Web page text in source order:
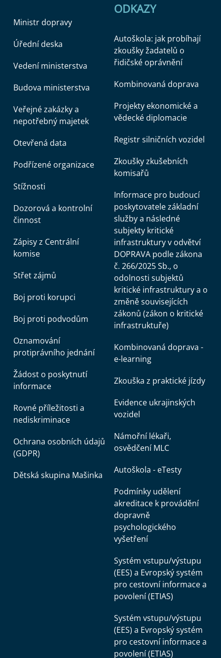
Ministr dopravy
Úřední deska
Vedení ministerstva
Budova ministerstva
Veřejné zakázky a
nepotřebný majetek
Otevřená data
Podřízené organizace
Stížnosti
Dozorová a kontrolní
činnost
Zápisy z Centrální
komise
Střet zájmů
Boj proti korupci
Boj proti podvodům
Oznamování
protiprávního jednání
Žádost o poskytnutí
informace
Rovné příležitosti a
nediskriminace
Ochrana osobních údajů
(GDPR)
Dětská skupina Mašinka
ODKAZY
Autoškola: jak probíhají
zkoušky žadatelů o
řidičské oprávnění
Kombinovaná doprava
Projekty ekonomické a
vědecké diplomacie
Registr silničních vozidel
Zkoušky zkušebních
komisařů
Informace pro budoucí
poskytovatele základní
služby a následné
subjekty kritické
infrastruktury v odvětví
DOPRAVA podle zákona
č. 266/2025 Sb., o
odolnosti subjektů
kritické infrastruktury a o
změně souvisejících
zákonů (zákon o kritické
infrastruktuře)
Kombinovaná doprava -
e-learning
Zkouška z praktické jízdy
Evidence ukrajinských
vozidel
Námořní lékaři,
osvědčení MLC
Autoškola - eTesty
Podmínky udělení
akreditace k provádění
dopravně
psychologického
vyšetření
Systém vstupu/výstupu
(EES) a Evropský systém
pro cestovní informace a
povolení (ETIAS)
Systém vstupu/výstupu
(EES) a Evropský systém
pro cestovní informace a
povolení (ETIAS)